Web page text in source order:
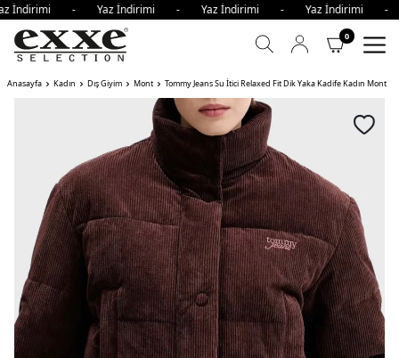
İndirimi - Yaz İndirimi - Yaz İndirimi - Yaz
0
Anasayfa Kadın Dış Giyim Mont Tommy Jeans Su İtici Relaxed Fit Dik Yaka Kadife Kadın Mont